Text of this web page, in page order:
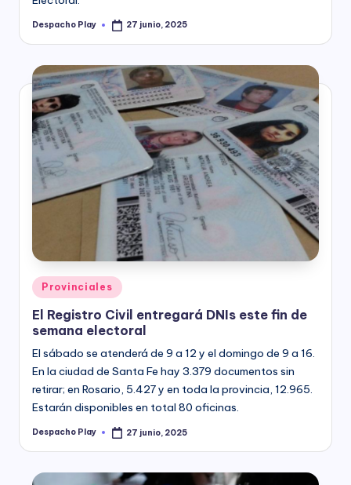
Posted
Despacho Play 27 junio, 2025
Posted
in
Provinciales
El Registro Civil entregará DNIs este fin de
semana electoral
El sábado se atenderá de 9 a 12 y el domingo de 9 a 16.
En la ciudad de Santa Fe hay 3.379 documentos sin
retirar; en Rosario, 5.427 y en toda la provincia, 12.965.
Estarán disponibles en total 80 oficinas.
Posted
Despacho Play 27 junio, 2025